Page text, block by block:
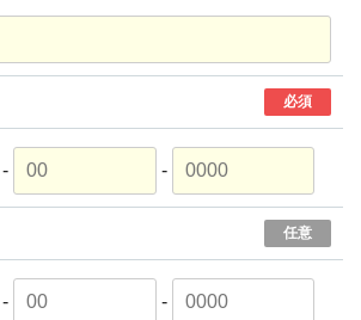
必須
- -
任意
- -